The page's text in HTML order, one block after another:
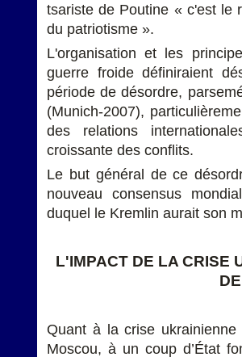
tsariste de Poutine « c'est le
du patriotisme ».
L'organisation et les
guerre froide définiraient
période de désordre,
(Munich-2007),
des relations
croissante des conflits.
Le but général de ce
nouveau consensus
duquel le Kremlin aurait son
L'IMPACT DE LA CRISE
Quant à la crise
Moscou, à un coup d’État